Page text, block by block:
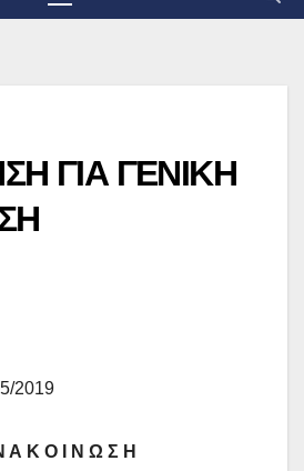
ΓΙΑ ΓΕΝΙΚΗ
2019
Α Κ Ο Ι Ν Ω Σ Η